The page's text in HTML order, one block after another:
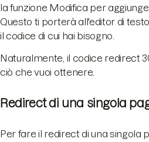
la funzione Modifica per
Questo ti porterà all'editor di
il codice di cui hai bisogno.
Naturalmente, il codice redirect
ciò che vuoi ottenere.
Redirect di una singola
Per fare il redirect di una singola